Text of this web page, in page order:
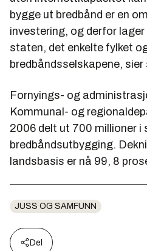
bygge ut bredbånd er en
investering, og derfor
staten, det enkelte fylket
bredbåndsselskapene,
Fornyings- og
Kommunal- og
2006 delt ut 700 millioner i
bredbåndsutbygging.
landsbasis er nå 99, 8
JUSS OG SAMFUNN
Del